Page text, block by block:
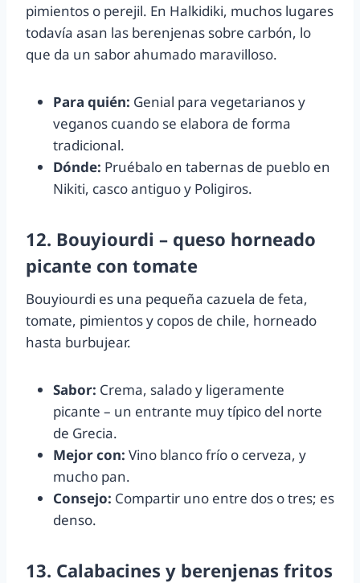
pimientos o perejil. En Halkidiki, muchos lugares
todavía asan las berenjenas sobre carbón, lo
que da un sabor ahumado maravilloso.
Para quién: Genial para vegetarianos y
veganos cuando se elabora de forma
tradicional.
Dónde: Pruébalo en tabernas de pueblo en
Nikiti, casco antiguo y Poligiros.
12. Bouyiourdi – queso horneado
picante con tomate
Bouyiourdi es una pequeña cazuela de feta,
tomate, pimientos y copos de chile, horneado
hasta burbujear.
Sabor: Crema, salado y ligeramente
picante – un entrante muy típico del norte
de Grecia.
Mejor con: Vino blanco frío o cerveza, y
mucho pan.
Consejo: Compartir uno entre dos o tres; es
denso.
13. Calabacines y berenjenas fritos